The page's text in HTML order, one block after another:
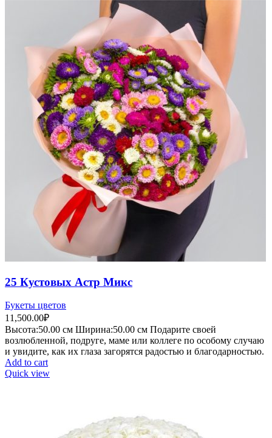
25 Кустовых Астр Микс
Букеты цветов
11,500.00₽
Высота:50.00 см Ширина:50.00 см Подарите своей
возлюбленной, подруге, маме или коллеге по особому случаю
и увидите, как их глаза загорятся радостью и благодарностью.
Add to cart
Quick view